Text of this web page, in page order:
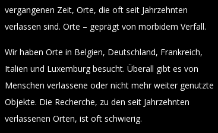
vergangenen Zeit, Orte, die oft seit Jahrzehnten
verlassen sind. Orte – geprägt von morbidem Verfall.
Wir haben Orte in Belgien, Deutschland, Frankreich,
Italien und Luxemburg besucht. Überall gibt es von
Menschen verlassene oder nicht mehr weiter genutzte
Objekte. Die Recherche, zu den seit Jahrzehnten
verlassenen Orten, ist oft schwierig.